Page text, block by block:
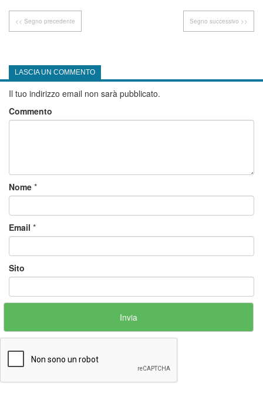
<< Segno precedente Segno successivo >>
LASCIA UN COMMENTO
Il tuo indirizzo email non sarà pubblicato.
Commento
Nome *
Email *
Sito